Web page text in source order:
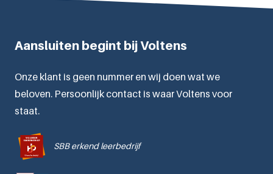
Aansluiten begint bij Voltens
Onze klant is geen nummer en wij doen wat we
beloven. Persoonlijk contact is waar Voltens voor
staat.
SBB erkend leerbedrijf